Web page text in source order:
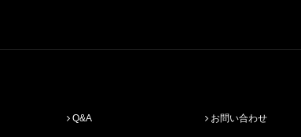
Q&A お問い合わせ